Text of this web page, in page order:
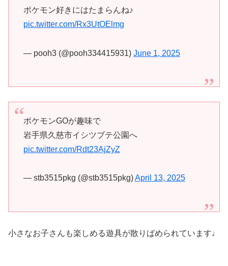
ポケモン好きにはたまらんね♪
pic.twitter.com/Rx3UtOElmg
— pooh3 (@pooh334415931) June 1, 2025
ポケモンGOが趣味で
岩手県久慈市イシツブテ公園へ
pic.twitter.com/Rdt23AjZyZ
— stb3515pkg (@stb3515pkg)April 13, 2025
小さなお子さんも楽しめる遊具が散りばめられています♩